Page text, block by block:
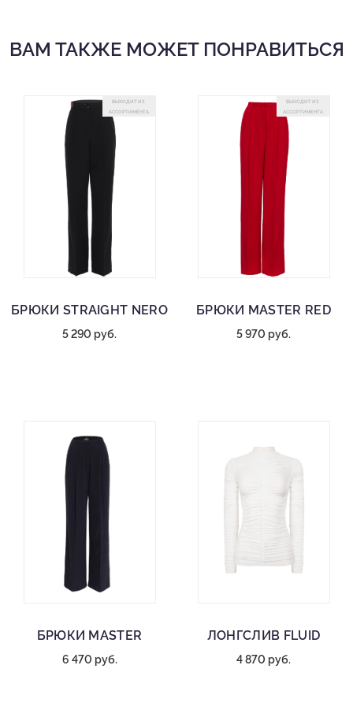
Состав: 94% полиэстер, 6% спандекс
ВАМ ТАКЖЕ МОЖЕТ ПОНРАВИТЬСЯ
ВЫХОДИТ ИЗ
АССОРТИМЕНТА
БРЮКИ STRAIGHT NERO
5 290 руб.
ВЫХОДИТ ИЗ
АССОРТИМЕНТА
БРЮКИ MASTER RED
5 970 руб.
БРЮКИ MASTER
6 470 руб.
ЛОНГСЛИВ FLUID
4 870 руб.